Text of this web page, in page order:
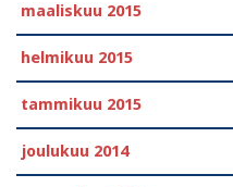
maaliskuu 2015
helmikuu 2015
tammikuu 2015
joulukuu 2014